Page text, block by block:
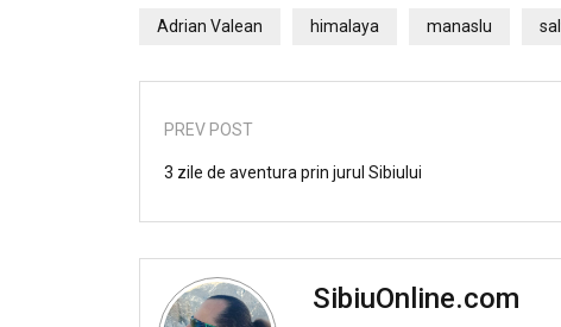
Adrian Valean himalaya manaslu
PREV POST
3 zile de aventura prin jurul Sibiului
SibiuOnline.com